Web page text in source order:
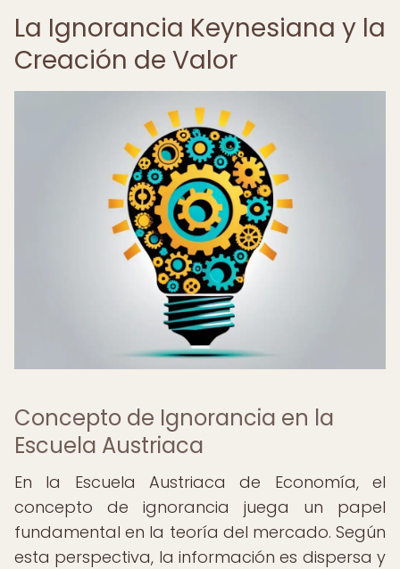
La Ignorancia Keynesiana y la
Creación de Valor
Concepto de Ignorancia en la
Escuela Austriaca
En la Escuela Austriaca de Economía, el
concepto de ignorancia juega un papel
fundamental en la teoría del mercado. Según
esta perspectiva, la información es dispersa y